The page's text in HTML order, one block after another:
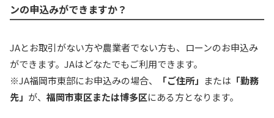
ンの申込みができますか？
JAとお取引がない方や農業者でない方も、ローンのお申込み
ができます。JAはどなたでもご利用できます。
※JA福岡市東部にお申込みの場合、
「ご住所」 または 「勤務
先」 が、 福岡市東区または博多区にある方となります。